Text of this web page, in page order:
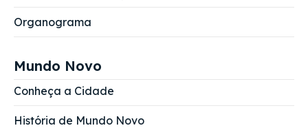
Organograma
Mundo Novo
Conheça a Cidade
História de Mundo Novo